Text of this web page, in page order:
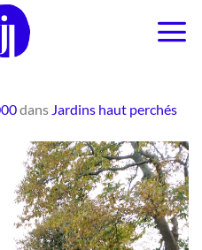
dans Jardins haut perchés